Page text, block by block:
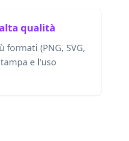
qualità
formati (PNG, SVG,
e l'uso